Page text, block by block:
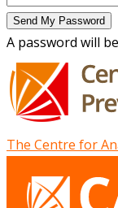
A password will
The Centre for